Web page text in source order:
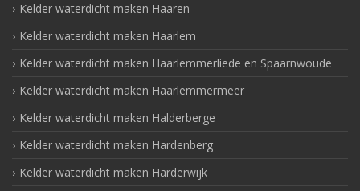
Kelder waterdicht maken Haaren
Kelder waterdicht maken Haarlem
Kelder waterdicht maken Haarlemmerliede en Spaarnwoude
Kelder waterdicht maken Haarlemmermeer
Kelder waterdicht maken Halderberge
Kelder waterdicht maken Hardenberg
Kelder waterdicht maken Harderwijk